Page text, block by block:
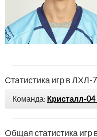
Статистика игр в ЛХЛ-
Команда: Кристалл-
Общая статистика игр